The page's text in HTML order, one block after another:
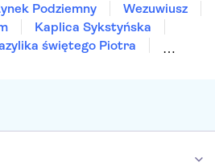
Podziemny
Wezuwiusz
Kaplica Sykstyńska
świętego Piotra